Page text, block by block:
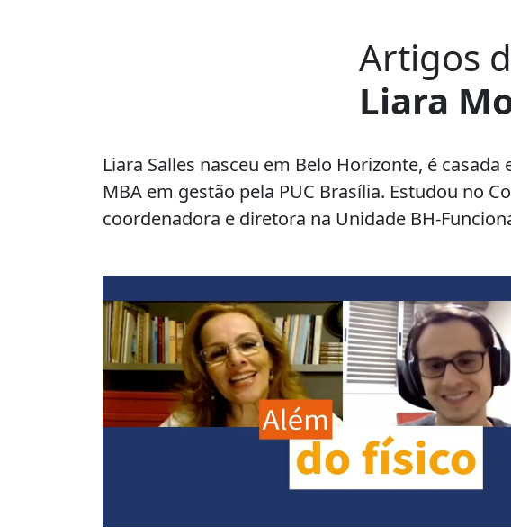
Artigos
Liara
Liara Salles nasceu em Belo Horizonte, é
MBA em gestão pela PUC Brasília. Estudou no
coordenadora e diretora na Unidade BH-